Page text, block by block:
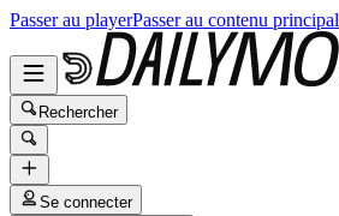
Passer au playerPasser au contenu principal
Rechercher
Se connecter